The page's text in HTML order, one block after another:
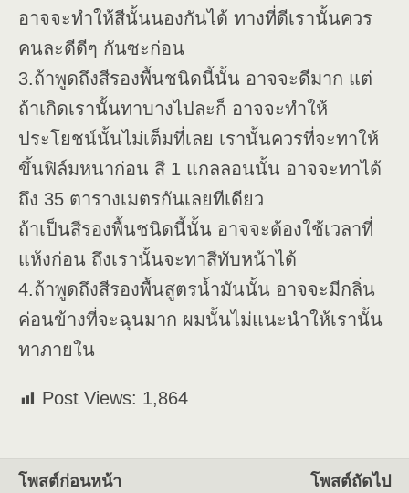
อาจจะทำให้สีนั้นนองกันได้ ทางที่ดีเรานั้นควร
คนละดีดีๆ กันซะก่อน
3.ถ้าพูดถึงสีรองพื้นชนิดนี้นั้น อาจจะดีมาก แต่
ถ้าเกิดเรานั้นทาบางไปละก็ อาจจะทำให้
ประโยชน์นั้นไม่เต็มที่เลย เรานั้นควรที่จะทาให้
ขึ้นฟิล์มหนาก่อน สี 1 แกลลอนนั้น อาจจะทาได้
ถึง 35 ตารางเมตรกันเลยทีเดียว
ถ้าเป็นสีรองพื้นชนิดนี้นั้น อาจจะต้องใช้เวลาที่
แห้งก่อน ถึงเรานั้นจะทาสีทับหน้าได้
4.ถ้าพูดถึงสีรองพื้นสูตรน้ำมันนั้น อาจจะมีกลิ่น
ค่อนข้างที่จะฉุนมาก ผมนั้นไม่แนะนำให้เรานั้น
ทาภายใน
Post Views: 1,864
โพสต์ก่อนหน้า โพสต์ถัดไป